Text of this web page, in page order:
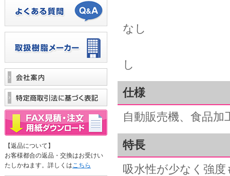
【返品について】
お客様都合の返品・交換はお受けい
たしかねます。詳しくはこちら
なし
し
仕様
自動販売機、食品
特長
吸水性が少なく強度